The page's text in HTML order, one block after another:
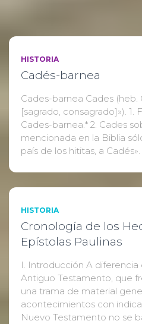
HISTORIA
Cadés-barnea
Cades-barnea Cades (heb.
[sagrado, consagrado]»). 1.
Cades-barnea.* 2. Cades
mencionada en la Biblia
país de los hititas, a Cadés».
HISTORIA
Cronología de los
Epístolas Paulinas
I. Introducción A
Antiguo Testamento, que
una trama de material
acontecimientos con
Nuevo Testamento no se